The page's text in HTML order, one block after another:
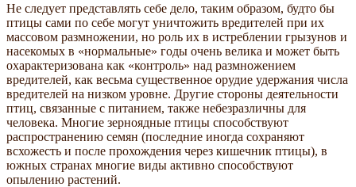
Не следует представлять себе дело, таким образом, будто бы
птицы сами по себе могут уничтожить вредителей при их
массовом размножении, но роль их в истреблении грызунов и
насекомых в «нормальные» годы очень велика и может быть
охарактеризована как «контроль» над размножением
вредителей, как весьма существенное орудие удержания числа
вредителей на низком уровне. Другие стороны деятельности
птиц, связанные с питанием, также небезразличны для
человека. Многие зерноядные птицы способствуют
распространению семян (последние иногда сохраняют
всхожесть и после прохождения через кишечник птицы), в
южных странах многие виды активно способствуют
опылению растений.